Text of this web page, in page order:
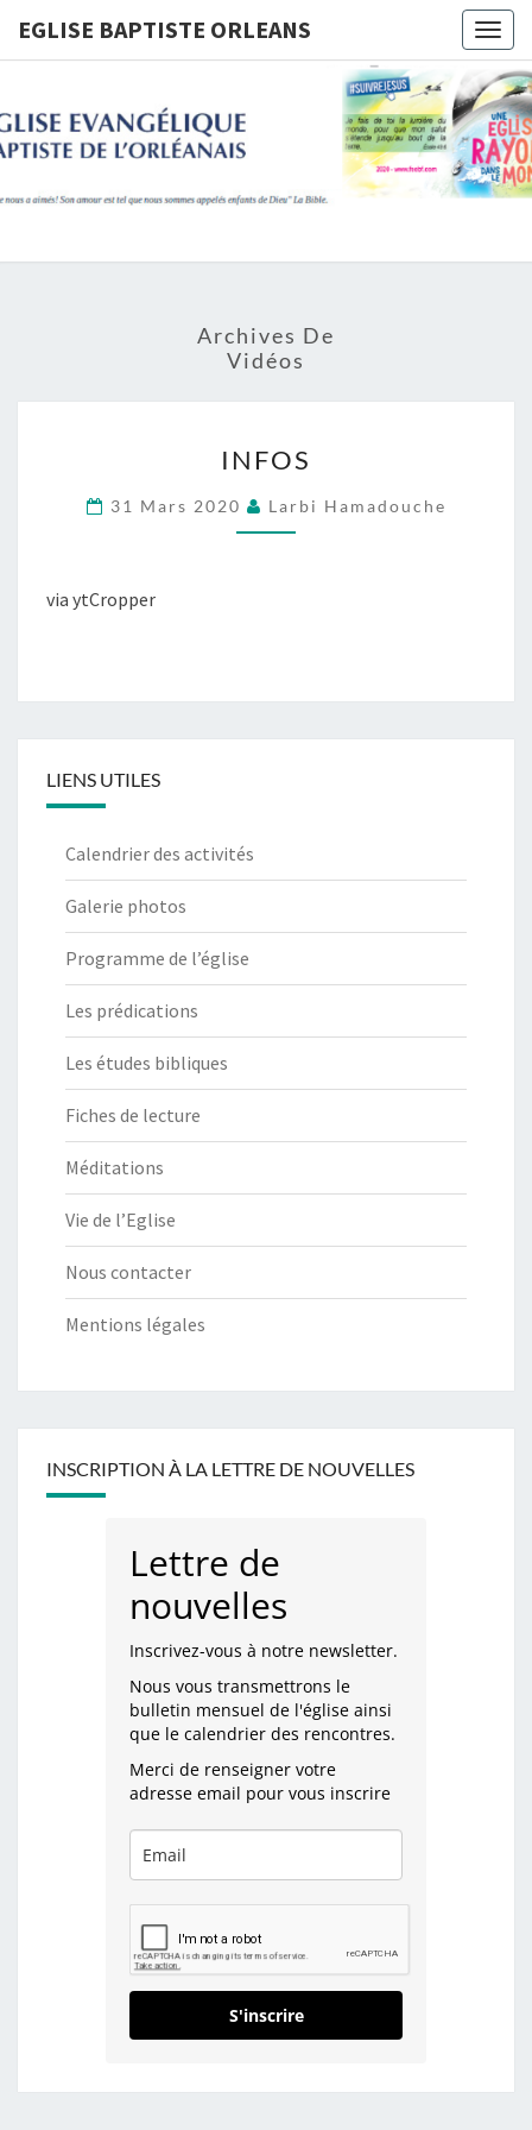
EGLISE BAPTISTE ORLEANS
EGLISE
ORLEANS
Archives De
Vidéos
INFOS
31 Mars 2020 Larbi Hamadouche
via ytCropper
LIENS UTILES
Calendrier des activités
Galerie photos
Programme de l’église
Les prédications
Les études bibliques
Fiches de lecture
Méditations
Vie de l’Eglise
Nous contacter
Mentions légales
INSCRIPTION À LA LETTRE DE NOUVELLES
Lettre de
nouvelles
Inscrivez-vous à notre newsletter.
Nous vous transmettrons le
bulletin mensuel de l'église ainsi
que le calendrier des rencontres.
Merci de renseigner votre
adresse email pour vous inscrire
S'inscrire